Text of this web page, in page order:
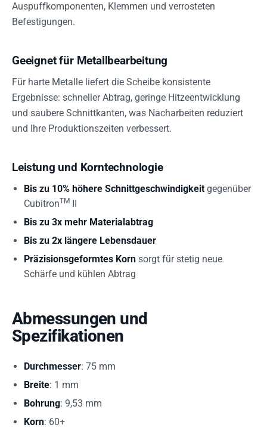
Auspuffkomponenten, Klemmen und verrosteten
Befestigungen.
Geeignet für Metallbearbeitung
Für harte Metalle liefert die Scheibe konsistente
Ergebnisse: schneller Abtrag, geringe Hitzeentwicklung
und saubere Schnittkanten, was Nacharbeiten reduziert
und Ihre Produktionszeiten verbessert.
Leistung und Korntechnologie
Bis zu 10% höhere Schnittgeschwindigkeit gegenüber
CubitronTM II
Bis zu 3x mehr Materialabtrag
Bis zu 2x längere Lebensdauer
Präzisionsgeformtes Korn sorgt für stetig neue
Schärfe und kühlen Abtrag
Abmessungen und
Spezifikationen
Durchmesser: 75 mm
Breite: 1 mm
Bohrung: 9,53 mm
Korn: 60+